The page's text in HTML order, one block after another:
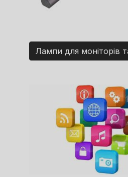
Лампи для моніторів